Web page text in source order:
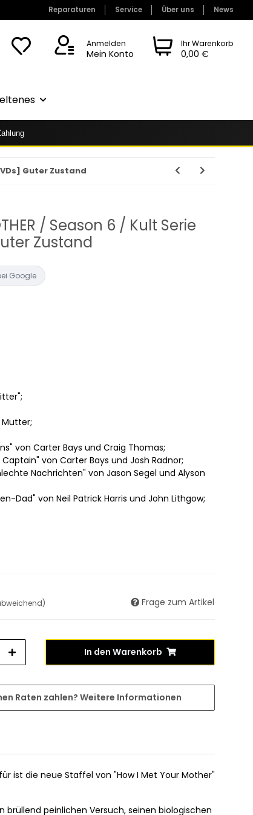
Reparaturen Service Über uns News
Anmelden
Mein Konto
Ihr Warenkorb
0,00 €
Guter Zustand
/ Season 6 / Kult Serie
Zustand
Google
von Carter Bays und Craig Thomas;
von Carter Bays und Josh Radnor;
Nachrichten" von Jason Segel und Alyson
Dad" von Neil Patrick Harris und John Lithgow;
Frage zum Artikel
In den Warenkorb
Raten zahlen? Weitere Informationen
ist die neue Staffel von "How I Met Your Mother"
peinlichen Versuch, seinen biologischen